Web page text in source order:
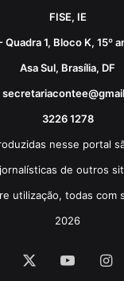
FISE, IE
1, Bloco K, 15º
Asa Sul, Brasília, DF
3226 1278
nesse portal
jornalísticas de outros
utilização, todas com
2026
Facebook YouTube